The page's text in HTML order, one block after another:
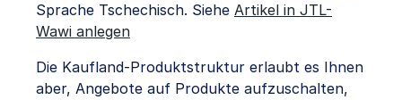
Sprache Tschechisch. Siehe Artikel in JTL-
Wawi anlegen
Die Kaufland-Produktstruktur erlaubt es Ihnen
aber, Angebote auf Produkte aufzuschalten,